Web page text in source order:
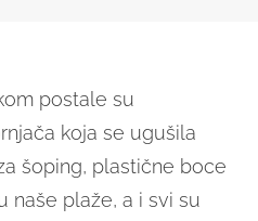
postale su
koja se ugušila
šoping, plastične boce
naše plaže, a i svi su